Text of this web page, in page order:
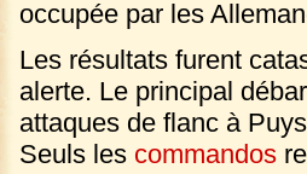
occupée par les
Les résultats furent
alerte. Le principal
attaques de flanc à
Seuls les commandos